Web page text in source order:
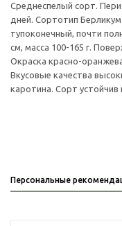
Среднеспелый сорт.
дней. Сортотип
тупоконечный, почти
см, масса 100-165 г.
Окраска красно-
Вкусовые качества
каротина. Сорт
Персональные